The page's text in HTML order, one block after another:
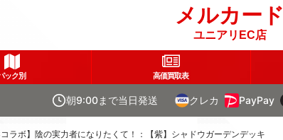
メルカード
ユニアリEC店
ック別 高価買取表
朝9:00まで当日発送 クレカ PayPay
コラボ】陰の実力者になりたくて！：【紫】シャドウガーデンデッキ